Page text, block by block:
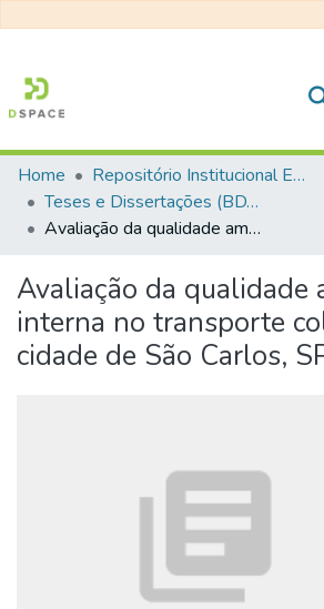
Communities & Collections
All of DSpace
Statistics
Home
Repositório Institucional EESC
Teses e Dissertações (BDTD USP)
Avaliação da qualidade ambiental interna no transporte coletivo da cidade de São Carlos, SP
Avaliação da qualidade
interna no transporte
cidade de São Carlos,